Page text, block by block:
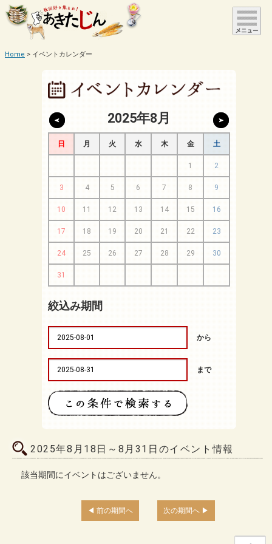
Home イベントカレンダー
2025年8月
日 月 火 水 木 金 土
1 2
3 4 5 6 7 8 9
10 11 12 13 14 15 16
17 18 19 20 21 22 23
24 25 26 27 28 29 30
31
絞込み期間
から
まで
2025年8月18日～8月31日のイベント情報
該当期間にイベントはございません。
前の期間へ 次の期間へ